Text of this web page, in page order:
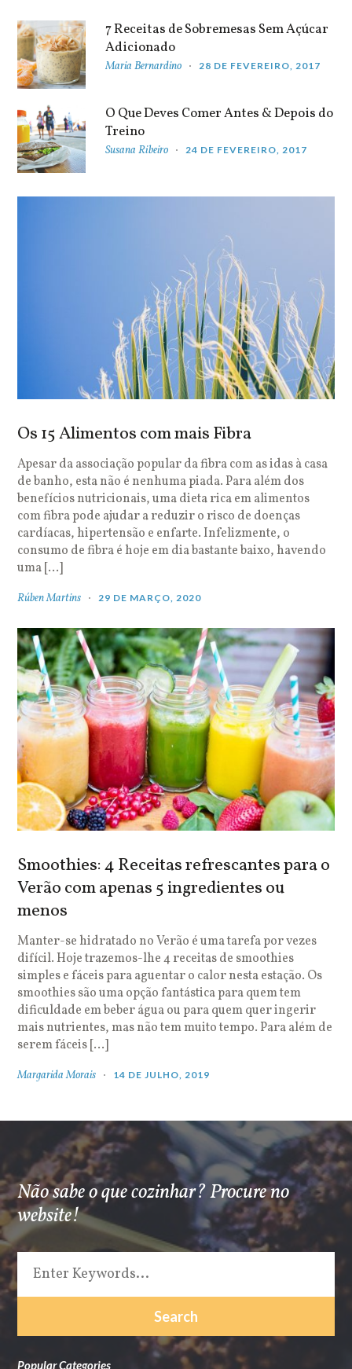
7 Receitas de Sobremesas Sem Açúcar
Adicionado
Maria Bernardino 28 DE FEVEREIRO, 2017
O Que Deves Comer Antes & Depois do
Treino
Susana Ribeiro 24 DE FEVEREIRO, 2017
Os 15 Alimentos com mais Fibra
Apesar da associação popular da fibra com as idas à casa
de banho, esta não é nenhuma piada. Para além dos
benefícios nutricionais, uma dieta rica em alimentos
com fibra pode ajudar a reduzir o risco de doenças
cardíacas, hipertensão e enfarte. Infelizmente, o
consumo de fibra é hoje em dia bastante baixo, havendo
uma […]
Rúben Martins 29 DE MARÇO, 2020
Smoothies: 4 Receitas refrescantes para o
Verão com apenas 5 ingredientes ou
menos
Manter-se hidratado no Verão é uma tarefa por vezes
difícil. Hoje trazemos-lhe 4 receitas de smoothies
simples e fáceis para aguentar o calor nesta estação. Os
smoothies são uma opção fantástica para quem tem
dificuldade em beber água ou para quem quer ingerir
mais nutrientes, mas não tem muito tempo. Para além de
serem fáceis […]
Margarida Morais 14 DE JULHO, 2019
Não sabe o que cozinhar? Procure no
website!
Popular Categories